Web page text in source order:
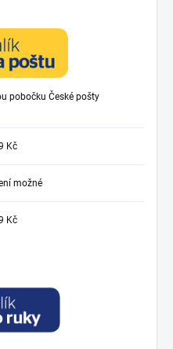
pobočku České pošty
Kč
možné
Kč